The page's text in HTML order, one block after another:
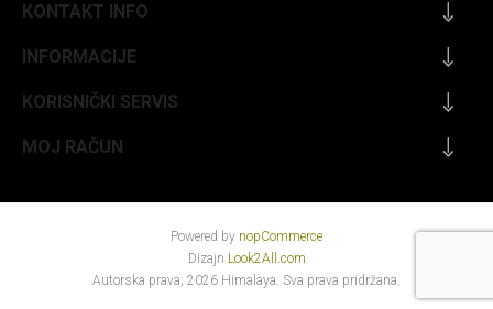
KONTAKT INFO
INFORMACIJE
KORISNIČKI SERVIS
MOJ RAČUN
Powered by nopCommerce
Dizajn Look2All.com
Autorska prava; 2026 Himalaya. Sva prava pridržana.